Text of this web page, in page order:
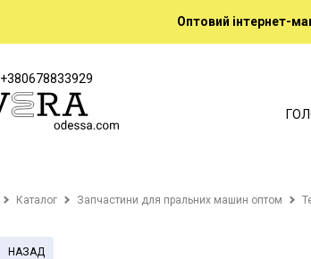
Оптовий інтернет-
+380678833929
Каталог Запчастини для пральних машин оптом
НАЗАД